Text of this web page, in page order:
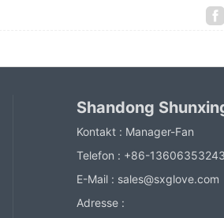
Shandong
Kontakt : Manager-Fan
Telefon : +86-13606353243
E-Mail : sales@sxglove.com
Adresse :